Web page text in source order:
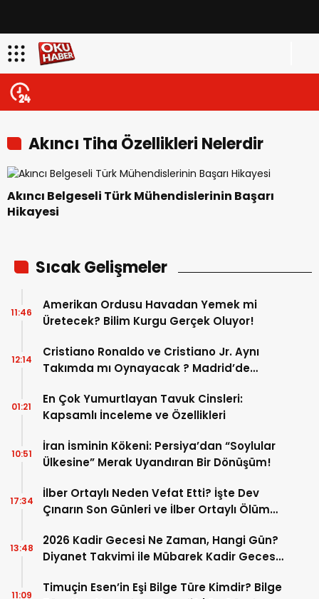
Akıncı Tiha Özellikleri Nelerdir
Akıncı Belgeseli Türk Mühendislerinin Başarı
Hikayesi
Sıcak Gelişmeler
Amerikan Ordusu Havadan Yemek mi
Üretecek? Bilim Kurgu Gerçek Oluyor!
11:46
Cristiano Ronaldo ve Cristiano Jr. Aynı
Takımda mı Oynayacak ? Madrid’de
12:14
En Çok Yumurtlayan Tavuk Cinsleri:
Kapsamlı İnceleme ve Özellikleri
01:21
İran İsminin Kökeni: Persiya’dan “Soylular
Ülkesine” Merak Uyandıran Bir Dönüşüm!
10:51
İlber Ortaylı Neden Vefat Etti? İşte Dev
Çınarın Son Günleri ve İlber Ortaylı Ölüm
17:34
2026 Kadir Gecesi Ne Zaman, Hangi Gün?
Diyanet Takvimi ile Mübarek Kadir Gecesi
13:48
Timuçin Esen’in Eşi Bilge Türe Kimdir? Bilge
11:09